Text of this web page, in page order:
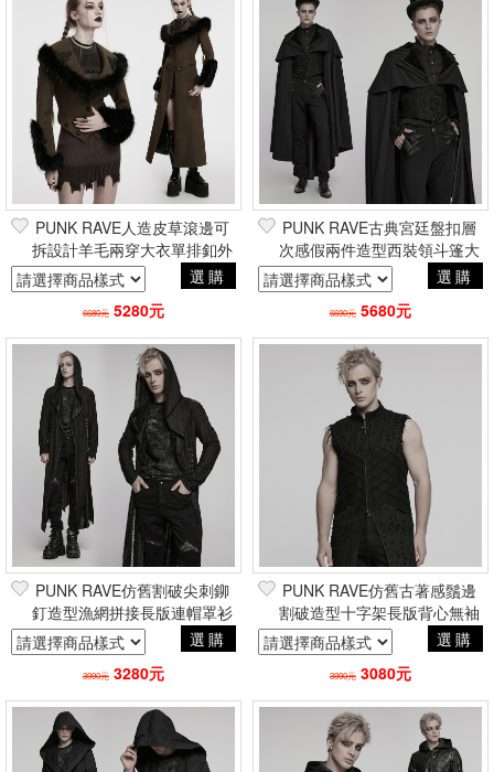
PUNK RAVE人造皮草滾邊可
拆設計羊毛兩穿大衣單排釦外
套 咖 哥德貴族凡爾賽帥氣軍
裝風
選購
6680元 5280元
PUNK RAVE古典宮廷盤扣層
次感假兩件造型西裝領斗篷大
衣披風 哥德暗黑貴族巴洛克吸
血鬼
選購
6690元 5680元
PUNK RAVE仿舊割破尖刺鉚
釘造型漁網拼接長版連帽罩衫
外套大衣 龐克搖滾重金屬帥氣
電玩風
選購
3990元 3280元
PUNK RAVE仿舊古著感鬚邊
割破造型十字架長版背心無袖
大衣外套 龐克搖滾重金屬帥氣
電玩風
選購
3990元 3080元